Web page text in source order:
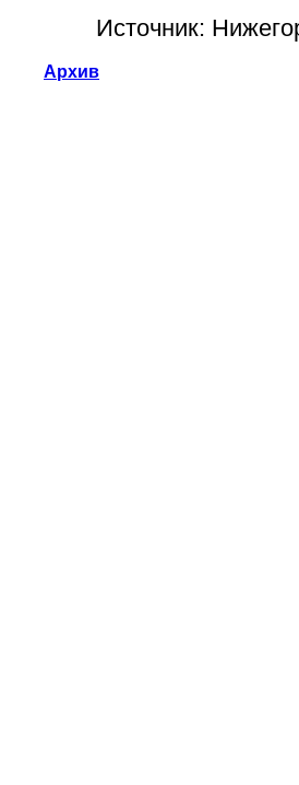
Источник:
Архив